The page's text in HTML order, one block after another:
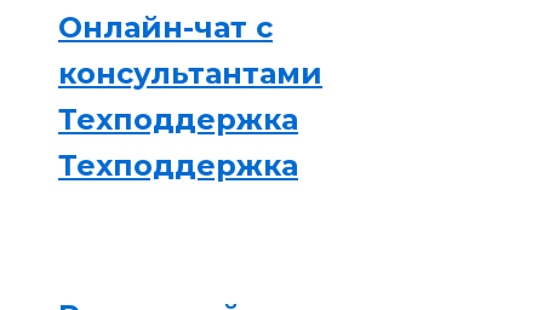
Онлайн-чат с
консультантами
Техподдержка
Техподдержка